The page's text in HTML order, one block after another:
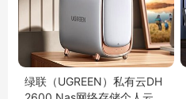
绿联（UGREEN）私有云DH